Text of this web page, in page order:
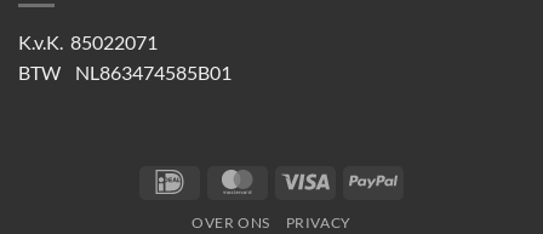
K.v.K. 85022071
BTW NL863474585B01
IDeal MasterCard
Visa PayPal
OVER ONS PRIVACY